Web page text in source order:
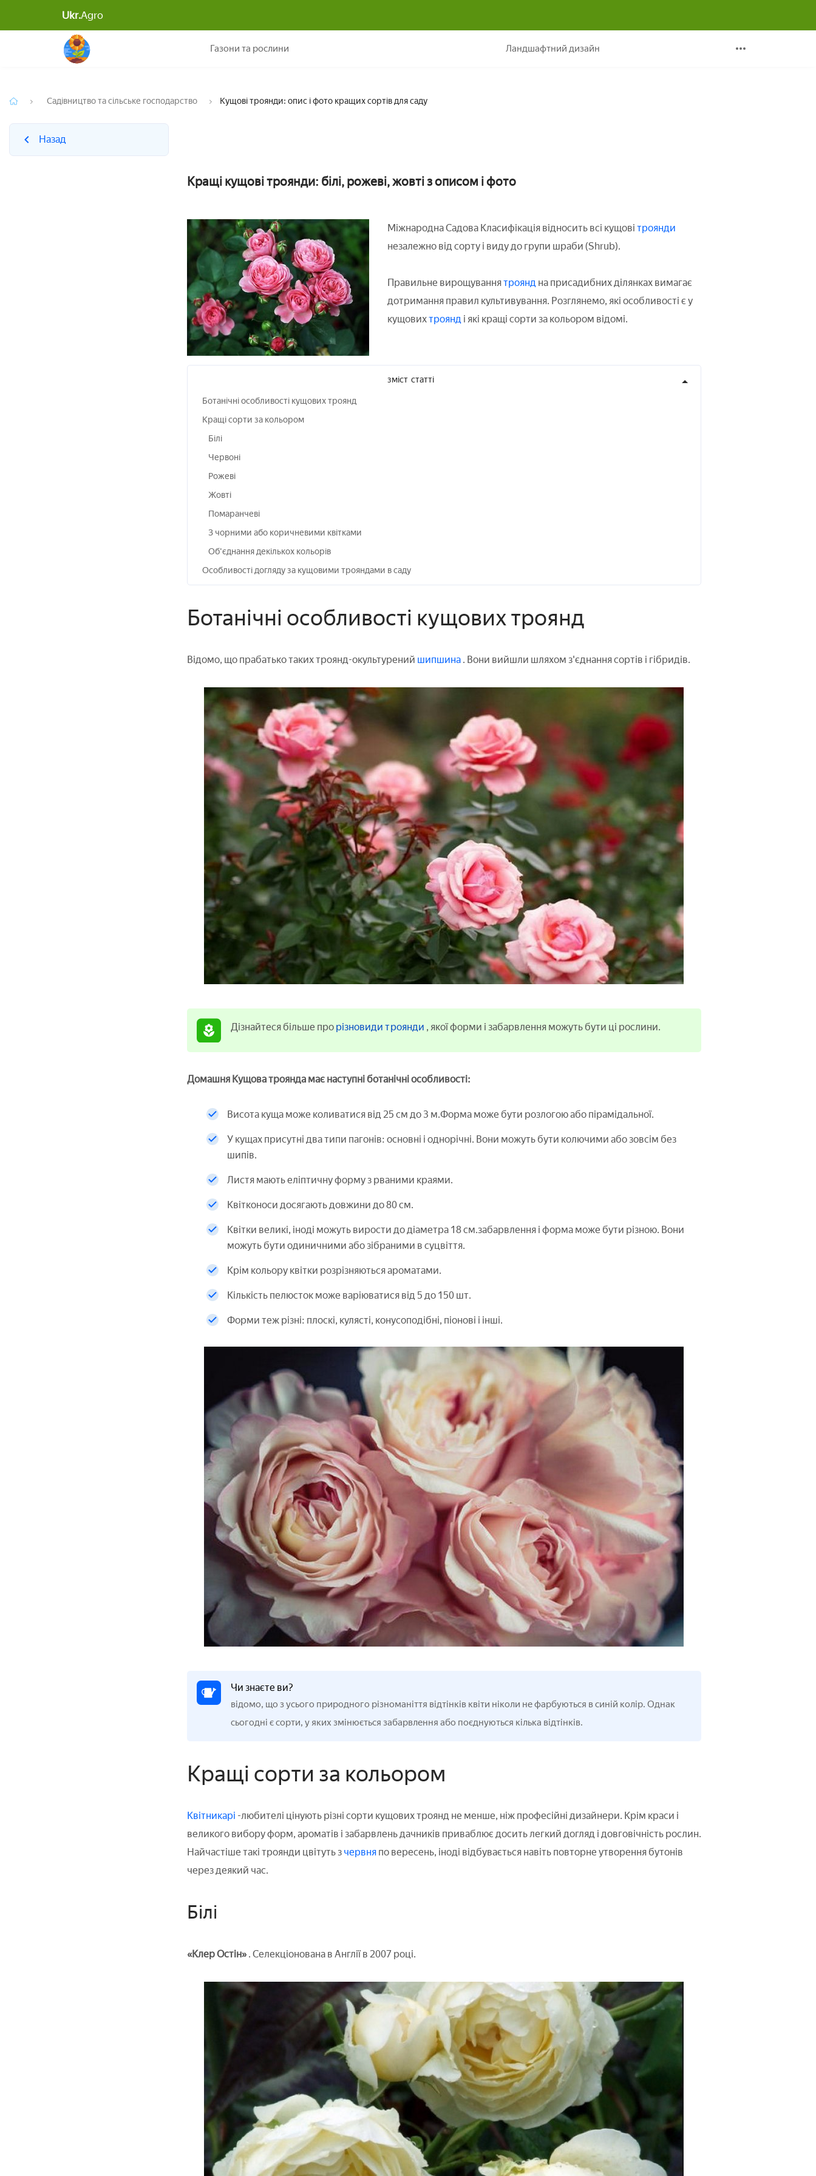
Ukr.Agro
Газони та рослини Ландшафтний дизайн
Назад
Садівництво та сільське господарство Кущові троянди: опис і фото кращих сортів для саду
Назад
Кращі кущові троянди: білі, рожеві, жовті з описом і фото
Міжнародна Садова Класифікація відносить всі кущові троянди
незалежно від сорту і виду до групи шраби (Shrub).
Правильне вирощуваннятроянд на присадибних ділянках вимагає
дотримання правил культивування. Розглянемо, які особливості є у
кущовихтроянд і які кращі сорти за кольором відомі.
зміст статті
Ботанічні особливості кущових троянд
Кращі сорти за кольором
Білі
Червоні
Рожеві
Жовті
Помаранчеві
З чорними або коричневими квітками
Об'єднання декількох кольорів
Особливості догляду за кущовими трояндами в саду
Ботанічні особливості кущових троянд
Відомо, що прабатько таких троянд-окультурений шипшина . Вони вийшли шляхом з'єднання сортів і гібридів.
Дізнайтеся більше про різновиди троянди , якої форми і забарвлення можуть бути ці рослини.
Домашня Кущова троянда має наступні ботанічні особливості:
Висота куща може коливатися від 25 см до 3 м.Форма може бути розлогою або пірамідальної.
У кущах присутні два типи пагонів: основні і однорічні. Вони можуть бути колючими або зовсім без
шипів.
Листя мають еліптичну форму з рваними краями.
Квітконоси досягають довжини до 80 см.
Квітки великі, іноді можуть вирости до діаметра 18 см.забарвлення і форма може бути різною. Вони
можуть бути одиничними або зібраними в суцвіття.
Крім кольору квітки розрізняються ароматами.
Кількість пелюсток може варіюватися від 5 до 150 шт.
Форми теж різні: плоскі, кулясті, конусоподібні, піонові і інші.
Чи знаєте ви?
відомо, що з усього природного різноманіття відтінків квіти ніколи не фарбуються в синій колір. Однак
сьогодні є сорти, у яких змінюється забарвлення або поєднуються кілька відтінків.
Кращі сорти за кольором
Квітникарі -любителі цінують різні сорти кущових троянд не менше, ніж професійні дизайнери. Крім краси і
великого вибору форм, ароматів і забарвлень дачників приваблює досить легкий догляд і довговічність рослин.
Найчастіше такі троянди цвітуть з червня по вересень, іноді відбувається навіть повторне утворення бутонів
через деякий час.
Білі
«Клер Остін». Селекціонована в Англії в 2007 році.